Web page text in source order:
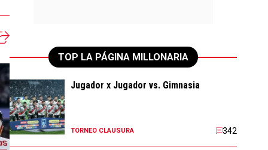
TOP LA PÁGINA MILLONARIA
Jugador x Jugador vs. Gimnasia
TORNEO CLAUSURA 342